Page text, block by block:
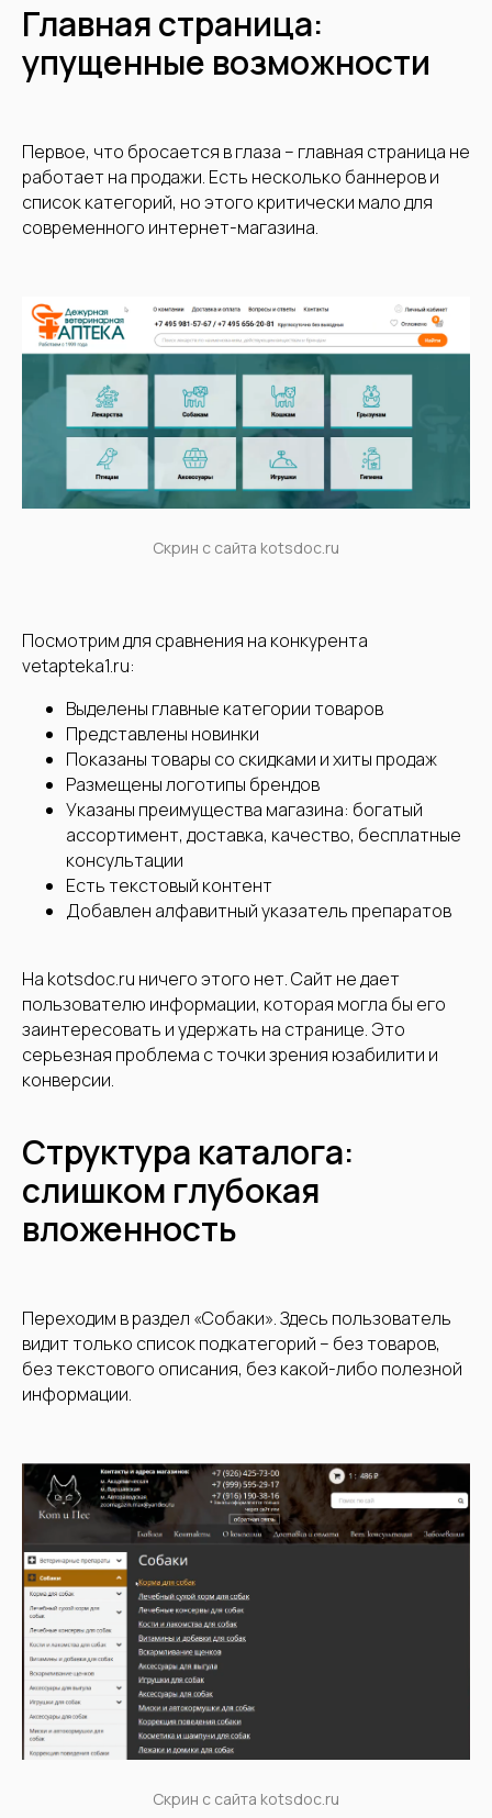
Главная страница:
упущенные возможности
Первое, что бросается в глаза – главная страница не
работает на продажи. Есть несколько баннеров и
список категорий, но этого критически мало для
современного интернет-магазина.
Скрин с сайта kotsdoc.ru
Посмотрим для сравнения на конкурента
vetapteka1.ru:
Выделены главные категории товаров
Представлены новинки
Показаны товары со скидками и хиты продаж
Размещены логотипы брендов
Указаны преимущества магазина: богатый
ассортимент, доставка, качество, бесплатные
консультации
Есть текстовый контент
Добавлен алфавитный указатель препаратов
На kotsdoc.ru ничего этого нет. Сайт не дает
пользователю информации, которая могла бы его
заинтересовать и удержать на странице. Это
серьезная проблема с точки зрения юзабилити и
конверсии.
Структура каталога:
слишком глубокая
вложенность
Переходим в раздел «Собаки». Здесь пользователь
видит только список подкатегорий – без товаров,
без текстового описания, без какой-либо полезной
информации.
Скрин с сайта kotsdoc.ru